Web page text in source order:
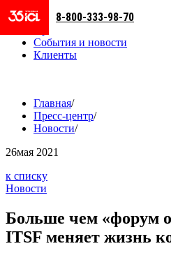
Направления
События и новости
Клиенты
8-800-333-98-70
Главная/
Пресс-центр/
Новости/
26мая 2021
к списку
Новости
Больше чем «форум
ITSF меняет жизнь